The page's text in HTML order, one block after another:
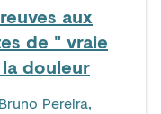
aux
de " vraie
douleur
Pereira,